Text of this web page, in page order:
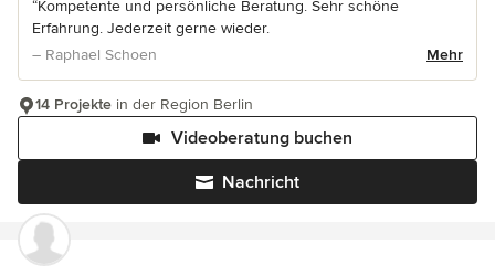
“Kompetente und persönliche Beratung. Sehr schöne
Erfahrung. Jederzeit gerne wieder.
– Raphael Schoen
Mehr
Nachricht
Videoberatung buchen
14 Projekte in der Region Berlin